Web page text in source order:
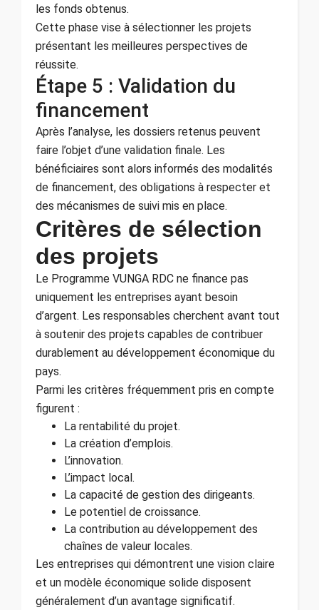
les fonds obtenus.
Cette phase vise à sélectionner les projets
présentant les meilleures perspectives de
réussite.
Étape 5 : Validation du
financement
Après l’analyse, les dossiers retenus peuvent
faire l’objet d’une validation finale. Les
bénéficiaires sont alors informés des modalités
de financement, des obligations à respecter et
des mécanismes de suivi mis en place.
Critères de sélection
des projets
Le Programme VUNGA RDC ne finance pas
uniquement les entreprises ayant besoin
d’argent. Les responsables cherchent avant tout
à soutenir des projets capables de contribuer
durablement au développement économique du
pays.
Parmi les critères fréquemment pris en compte
figurent :
La rentabilité du projet.
La création d’emplois.
L’innovation.
L’impact local.
La capacité de gestion des dirigeants.
Le potentiel de croissance.
La contribution au développement des
chaînes de valeur locales.
Les entreprises qui démontrent une vision claire
et un modèle économique solide disposent
généralement d’un avantage significatif.